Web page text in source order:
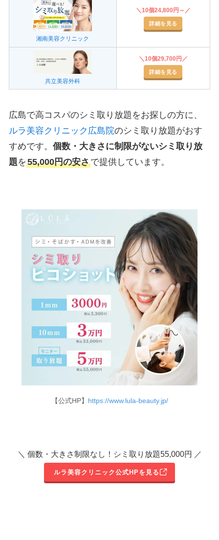
湘南美容クリニック
＼10個24,800円～／
詳細を見る
共立美容外科
＼10個29,700円／
詳細を見る
広島で高コスパのシミ取り放題をお探しの方に、
ルラ美容クリニック広島院のシミ取り放題がおす
すめです。 個数・大きさに制限がないシミ取り放
題を55,000円の安さで提供しています。
【公式HP】 https://www.lula-beauty.jp/
＼ 個数・大きさ制限なし！シミ取り放題55,000円 ／
ルラ美容クリニック公式HPを見る